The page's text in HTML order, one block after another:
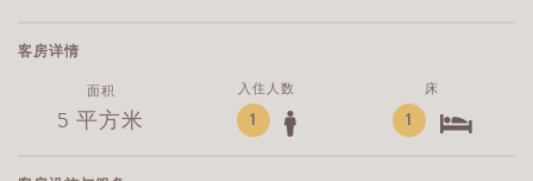
客房详情
面积
5 平方米
入住人数
1
床
1